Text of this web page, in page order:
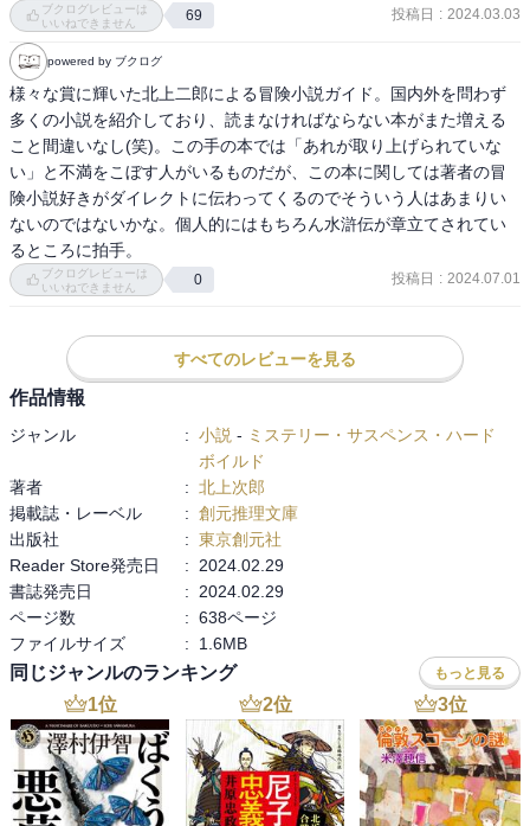
改めて北上次郎の鋭い感性と読書量の凄さに驚愕した。冒険小説の
捕らえ方一つを見ても、単なるヒーロー物の娯楽小説として括るの
ではなく、時代背景や歴史、文化を酌み取り、冒険小説を文学史の
高みにまで押し上げている。そういう点で本作は北上次郎が語る冒
険小説論というよりも、冒険小説史といった色合いが強い。
第1部は、ロバート・ルイス・スティーヴンソンの『宝島』から紹介
される海外の冒険小説。自分が冒険小説を意識して読んでいたのは
1970年代以降の作品からだろう。本作にもジャック・ヒギンズ、ギ
ャビン・ライアル、アリステア・マクリーン、クレイグ・トーマ
第2部で、中国の『水滸伝』を紹介し、滝沢馬琴の『南総里見八犬
伝』との関連が描かれる。
第3部は、いよいよ日本の冒険小説の紹介なのだが、時代小説、剣豪
小説、少年向け小説などを経て、ようやく大藪春彦、西村寿行、北
方謙三、船戸与一といった馴染みのある冒険小説作家が登場する。
締めを飾るのは夢枕獏で、『餓狼伝』『獅子の門』といった格闘冒
険小説の他、将棋の真剣師を描いた『夢果つる街』が紹介される。
自分は、北方謙三のハードボイルド小説を全て読んだが、比較的初
期の作品である『逃れの街』が一番気に入っている。北方謙三がハ
ードボイルド小説から時代小説へと転身したことが残念でならな
い。最近、馳星周もピカレスク小説から時代小説へと転身しつつあ
るのが気に掛かる。
船戸与一も全作読んだが、最初に読んだ『山猫の夏』に大きな衝撃
を受けたことを覚えている。
ブクログレビューは
いいねできません
69 投稿日 : 2024.03.03
powered by ブクログ
様々な賞に輝いた北上二郎による冒険小説ガイド。国内外を問わず
多くの小説を紹介しており、読まなければならない本がまた増える
こと間違いなし(笑)。この手の本では「あれが取り上げられていな
い」と不満をこぼす人がいるものだが、この本に関しては著者の冒
険小説好きがダイレクトに伝わってくるのでそういう人はあまりい
ないのではないかな。個人的にはもちろん水滸伝が章立てされてい
るところに拍手。
ブクログレビューは
いいねできません
0 投稿日 : 2024.07.01
すべてのレビューを見る
作品情報
ジャンル : 小説 - ミステリー・サスペンス・ハード
ボイルド
著者
: 北上次郎
掲載誌・レーベル
: 創元推理文庫
出版社
: 東京創元社
Reader Store発売日
:
2024.02.29
書誌発売日
:
2024.02.29
ページ数
: 638ページ
ファイルサイズ
: 1.6MB
同じジャンルのランキング もっと見る
1位 2位 3位